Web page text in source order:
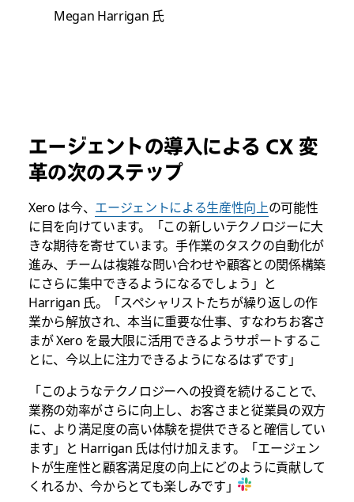
Megan Harrigan 氏
エージェントの導入による CX 変
革の次のステップ
Xero は今、 エージェントによる生産性向上の可能性
に目を向けています。「この新しいテクノロジーに大
きな期待を寄せています。手作業のタスクの自動化が
進み、チームは複雑な問い合わせや顧客との関係構築
にさらに集中できるようになるでしょう」と
Harrigan 氏。「スペシャリストたちが繰り返しの作
業から解放され、本当に重要な仕事、すなわちお客さ
まが Xero を最大限に活用できるようサポートするこ
とに、今以上に注力できるようになるはずです」
「このようなテクノロジーへの投資を続けることで、
業務の効率がさらに向上し、お客さまと従業員の双方
に、より満足度の高い体験を提供できると確信してい
ます」と Harrigan 氏は付け加えます。「エージェン
トが生産性と顧客満足度の向上にどのように貢献して
くれるか、今からとても楽しみです」